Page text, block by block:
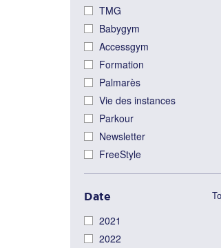
TMG
Babygym
Accessgym
Formation
Palmarès
Vie des instances
Parkour
Newsletter
FreeStyle
Date
2021
2022